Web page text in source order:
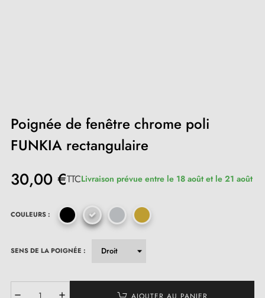
Poignée de fenêtre chrome poli
FUNKIA rectangulaire
30,00 €TTCLivraison prévue entre le 18 août et le 21 août
COULEURS :
SENS DE LA POIGNÉE :